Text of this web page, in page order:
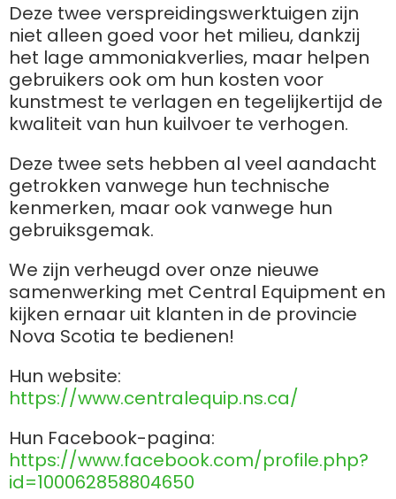
Yкраїнська мова
ελληνικά
한국의
日本語
中文
Türk
Deze twee verspreidingswerktuigen zijn
niet alleen goed voor het milieu, dankzij
het lage ammoniakverlies, maar helpen
gebruikers ook om hun kosten voor
kunstmest te verlagen en tegelijkertijd de
kwaliteit van hun kuilvoer te verhogen.
Deze twee sets hebben al veel aandacht
getrokken vanwege hun technische
kenmerken, maar ook vanwege hun
gebruiksgemak.
We zijn verheugd over onze nieuwe
samenwerking met Central Equipment en
kijken ernaar uit klanten in de provincie
Nova Scotia te bedienen!
Hun website:
https://www.centralequip.ns.ca/
Hun Facebook-pagina:
https://www.facebook.com/profile.php?
id=100062858804650